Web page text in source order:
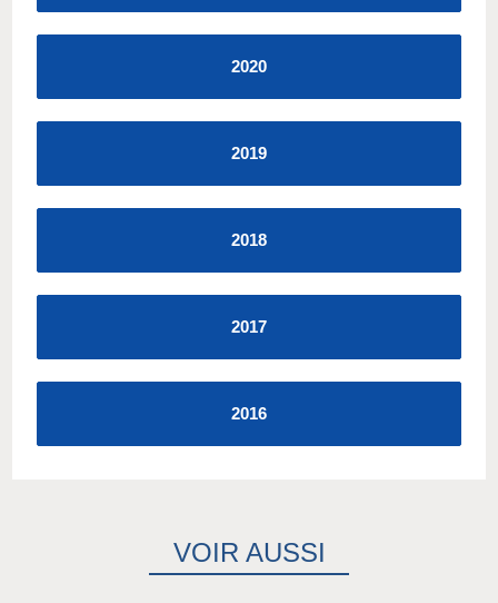
2020
2019
2018
2017
2016
VOIR AUSSI